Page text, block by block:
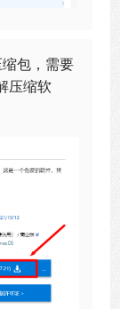
包，需要
压缩软